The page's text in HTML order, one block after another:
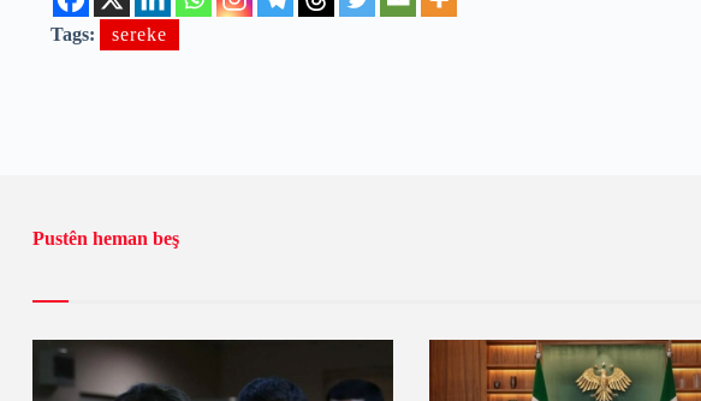
Tags: sereke
Pustên heman beş